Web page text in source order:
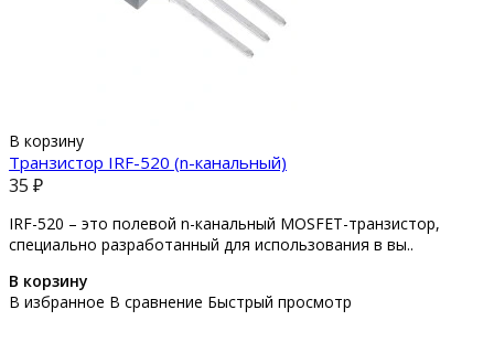
В корзину
Транзистор IRF-520 (n-канальный)
35 ₽
IRF-520 – это полевой n-канальный MOSFET-транзистор,
специально разработанный для использования в вы..
В корзину
В избранное В сравнение Быстрый просмотр